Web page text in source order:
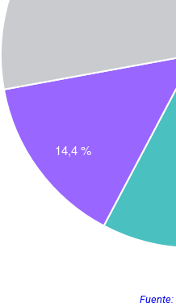
Fuente: